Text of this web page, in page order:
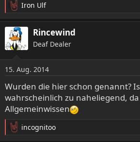
R
e
a
k
t
n
e
n
:
Iron Ulf
Rincewind
Deaf Dealer
15. Aug. 2014
Wurden die hier schon genannt?
wahrscheinlich zu naheliegend, da
Allgemeinwissen
R
e
incognitoo